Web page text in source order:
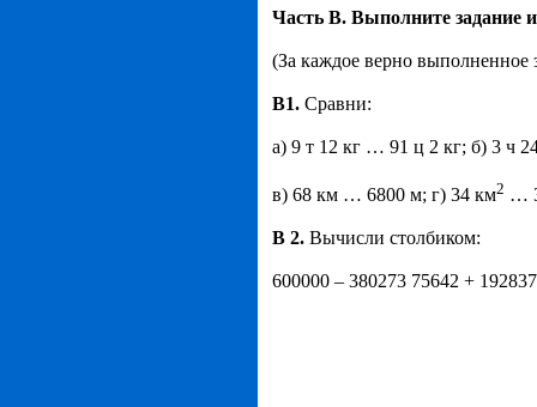
Часть В. Выполните задание
(За каждое верно выполненное
B1. Сравни:
а) 9 т 12 кг … 91 ц 2 кг; б) 3 ч
в) 68 км … 6800 м; г) 34 км2 …
B 2. Вычисли столбиком:
600000 – 380273 75642 + 192837